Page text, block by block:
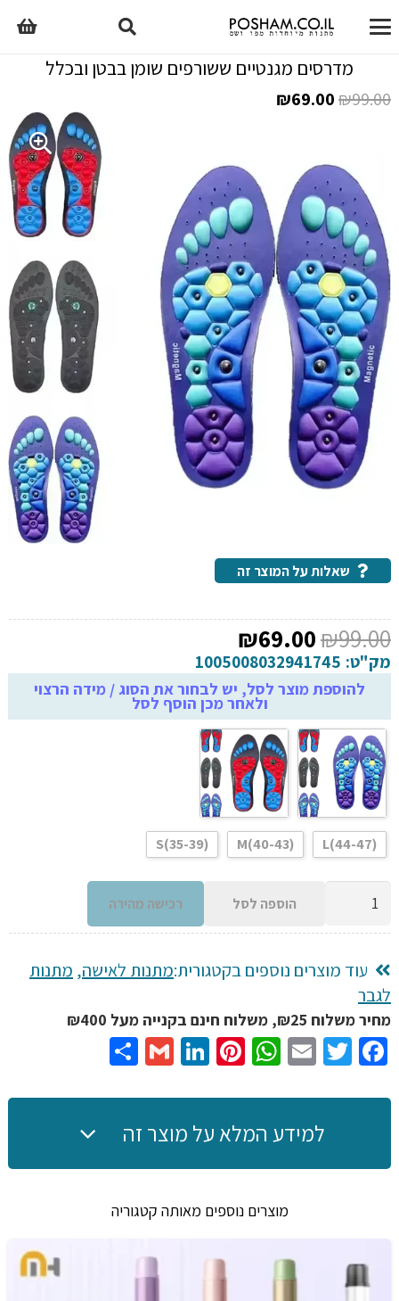
מדרסים מגנטיים ששורפים שומן בבטן ובכלל
₪99.00
המחיר
₪99.00.
₪69.00
₪69.00.
שאלות על המוצר זה
₪99.00 המחיר
המקורי
היה:
₪99.00.
₪69.00
הנוכחי
הוא:
₪69.00.
מק"ט: 1005008032941745
להוספת מוצר לסל, יש לבחור את הסוג / מידה הרצוי
ולאחר מכן הוסף לסל
L(44-47)
M(40-43)
S(35-39)
מגנטיים
ששורפים
שומן
בבטן
ובכלל
הוספה לסל רכישה מהירה
עוד מוצרים נוספים בקטגורית:מתנות לאישה, מתנות
לגבר
מחיר משלוח ₪25, משלוח חינם בקנייה מעל ₪400
Facebook
Twitter
Email
WhatsApp
Pinterest
LinkedIn
Gmail
למידע המלא על מוצר זה
מוצרים נוספים מאותה קטגוריה